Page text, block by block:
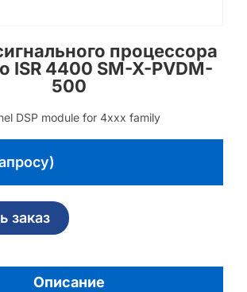
процессора
ISR 4400 SM-X-PVDM-
500
DSP module for 4xxx family
заказ
Описание